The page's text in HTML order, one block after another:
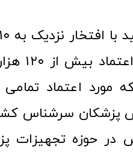
عرصه کالا و
مورد اعتماد تمامی
سرشناس
در حوزه تجهیزات